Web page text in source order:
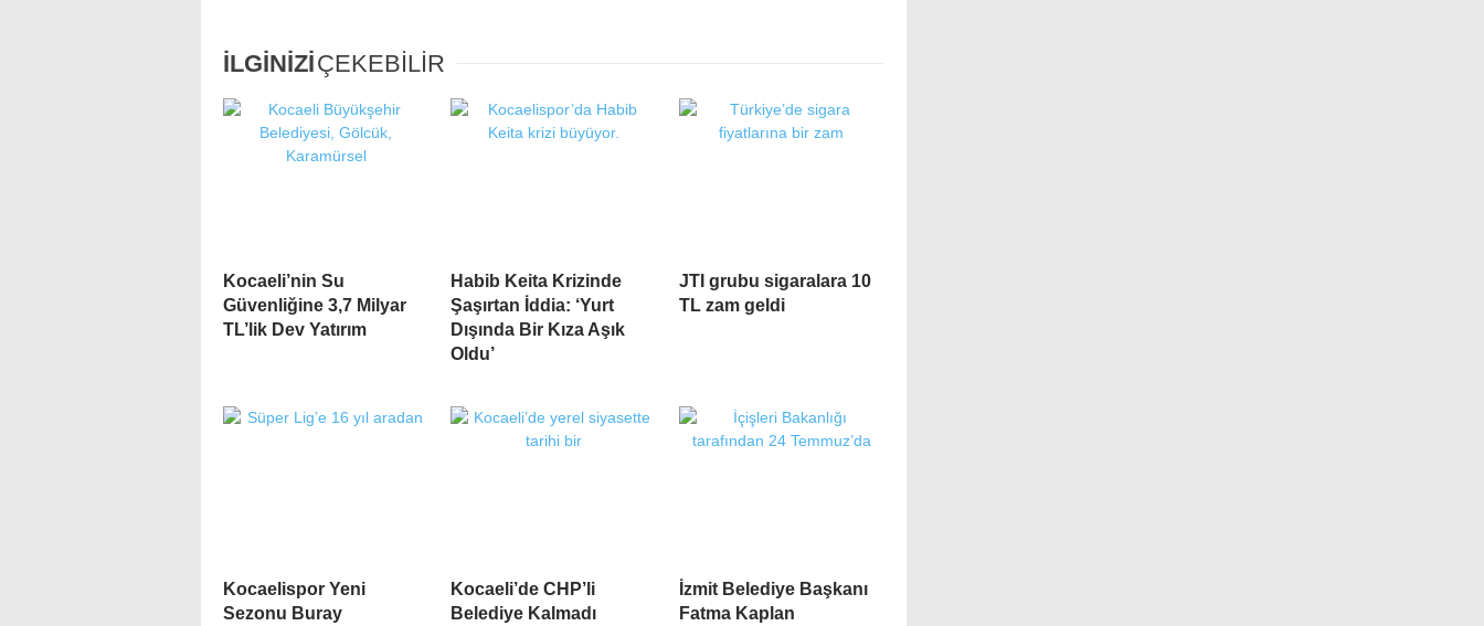
İLGİNİZİÇEKEBİLİR
Kocaeli’nin Su
Güvenliğine 3,7 Milyar
TL’lik Dev Yatırım
Habib Keita Krizinde
Şaşırtan İddia: ‘Yurt
Dışında Bir Kıza Aşık
Oldu’
JTI grubu sigaralara 10
TL zam geldi
Kocaelispor Yeni
Sezonu Buray
Kocaeli’de CHP’li
Belediye Kalmadı
İzmit Belediye Başkanı
Fatma Kaplan